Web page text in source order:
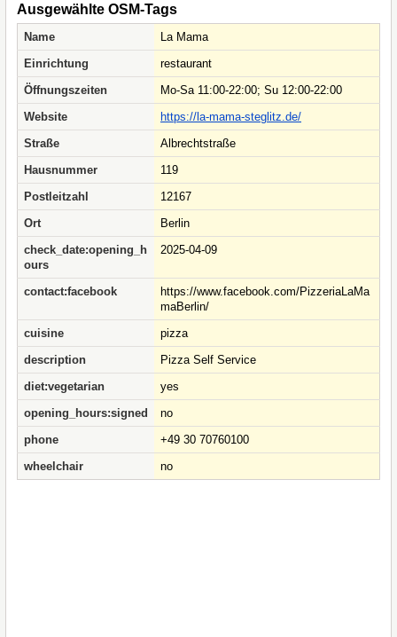
Ausgewählte OSM-Tags
Name
La Mama
Einrichtung
restaurant
Öffnungszeiten
Mo-Sa 11:00-22:00; Su 12:00-22:00
Website
https://la-mama-steglitz.de/
Straße
Albrechtstraße
Hausnummer
119
Postleitzahl
12167
Ort
Berlin
check_date:opening_h
ours
2025-04-09
contact:facebook
https://www.facebook.com/PizzeriaLaMa
maBerlin/
cuisine
pizza
description
Pizza Self Service
diet:vegetarian
yes
opening_hours:signed
no
phone
+49 30 70760100
wheelchair
no